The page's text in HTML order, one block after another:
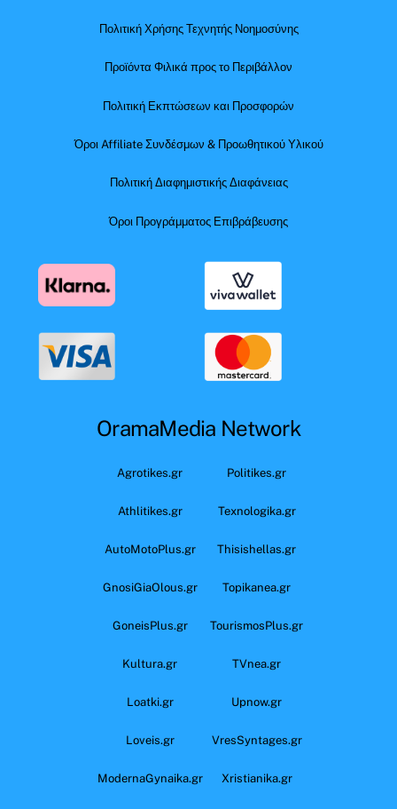
Πολιτική Χρήσης Τεχνητής Νοημοσύνης
Προϊόντα Φιλικά προς το Περιβάλλον
Πολιτική Εκπτώσεων και Προσφορών
Όροι Affiliate Συνδέσμων & Προωθητικού Υλικού
Πολιτική Διαφημιστικής Διαφάνειας
Όροι Προγράμματος Επιβράβευσης
OramaMedia Network
Agrotikes.gr Politikes.gr
Athlitikes.gr Texnologika.gr
AutoMotoPlus.gr Thisishellas.gr
GnosiGiaOlous.gr Topikanea.gr
GoneisPlus.gr TourismosPlus.gr
Kultura.gr TVnea.gr
Loatki.gr Upnow.gr
Loveis.gr VresSyntages.gr
ModernaGynaika.gr Xristianika.gr